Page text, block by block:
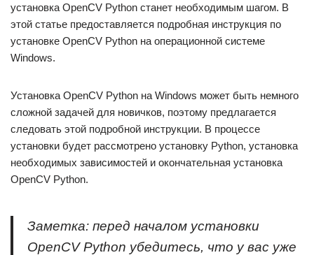
установка OpenCV Python станет необходимым шагом. В
этой статье предоставляется подробная инструкция по
установке OpenCV Python на операционной системе
Windows.
Установка OpenCV Python на Windows может быть немного
сложной задачей для новичков, поэтому предлагается
следовать этой подробной инструкции. В процессе
установки будет рассмотрено установку Python, установка
необходимых зависимостей и окончательная установка
OpenCV Python.
Заметка: перед началом установки
OpenCV Python убедитесь, что у вас уже